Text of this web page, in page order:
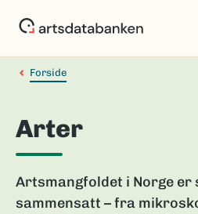
Forside
Arter
Artsmangfoldet i Norge er
sammensatt – fra